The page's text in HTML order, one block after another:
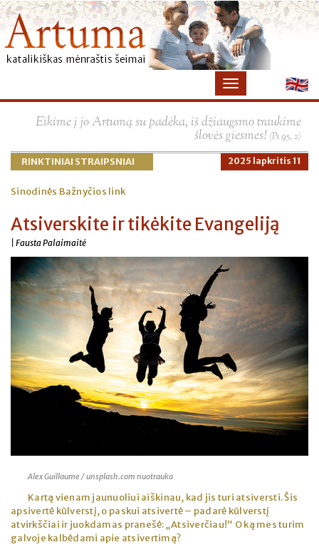
Eikime į jo Artumą su padėka, iš džiaugsmo traukime
šlovės giesmes! (Ps 95, 2)
RINKTINIAI STRAIPSNIAI 2025 lapkritis 11
Sinodinės Bažnyčios link
Atsiverskite ir tikėkite Evangeliją
| Fausta Palaimaitė
Alex Guillaume / unsplash.com nuotrauka
Kartą vienam jaunuoliui aiškinau, kad jis turi atsiversti. Šis
apsivertė kūlverstį, o paskui atsivertė – padarė kūlverstį
atvirkščiai ir juokdamas pranešė: „Atsiverčiau!“ O ką mes turim
galvoje kalbėdami apie atsivertimą?
×